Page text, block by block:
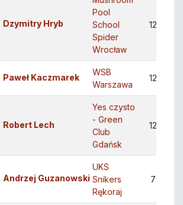
Dzymitry Hryb
Pool
School
Spider
Wrocław
12
Paweł Kaczmarek
WSB
Warszawa
12
Robert Lech
Yes czysto
- Green
Club
Gdańsk
12
Andrzej Guzanowski
UKS
Snikers
Rękoraj
7